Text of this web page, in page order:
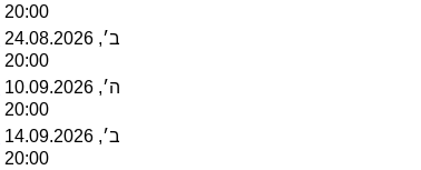
20:00
ב׳, 24.08.2026
20:00
ה׳, 10.09.2026
20:00
ב׳, 14.09.2026
20:00